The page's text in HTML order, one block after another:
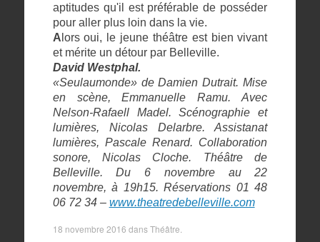
aptitudes qu'il est préférable de posséder
pour aller plus loin dans la vie.
A lors oui, le jeune théâtre est bien vivant
et mérite un détour par Belleville.
David Westphal.
«Seulaumonde» de Damien Dutrait. Mise
en scène, Emmanuelle Ramu. Avec
Nelson-Rafaell Madel. Scénographie et
lumières, Nicolas Delarbre. Assistanat
lumières, Pascale Renard. Collaboration
sonore, Nicolas Cloche. Théâtre de
Belleville. Du 6 novembre au 22
novembre, à 19h15. Réservations 01 48
06 72 34 – www.theatredebelleville.com
18 novembre 2016 dansThéâtre